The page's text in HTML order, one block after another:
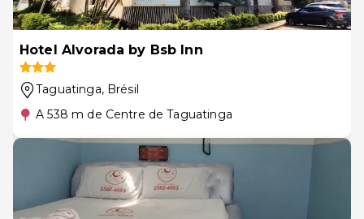
Hotel Alvorada by Bsb Inn
Taguatinga, Brésil
A 538 m de Centre de Taguatinga